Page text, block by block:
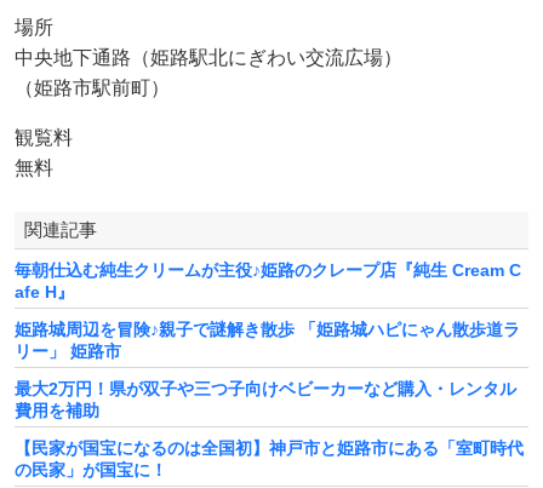
場所
中央地下通路（姫路駅北にぎわい交流広場）
（姫路市駅前町）
観覧料
無料
関連記事
毎朝仕込む純生クリームが主役♪姫路のクレープ店『純生 Cream C
afe H』
姫路城周辺を冒険♪親子で謎解き散歩 「姫路城ハピにゃん散歩道ラ
リー」 姫路市
最大2万円！県が双子や三つ子向けベビーカーなど購入・レンタル
費用を補助
【民家が国宝になるのは全国初】神戸市と姫路市にある「室町時代
の民家」が国宝に！